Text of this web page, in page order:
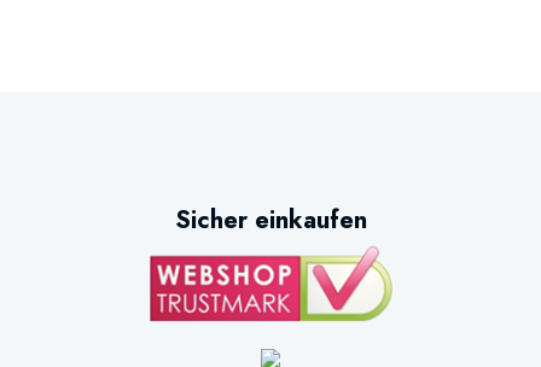
Sicher einkaufen